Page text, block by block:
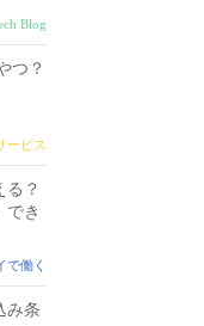
Blog
つ？
ービス
る？
でき
で働く
み条